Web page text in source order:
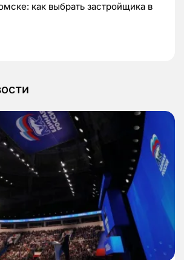
как выбрать застройщика в